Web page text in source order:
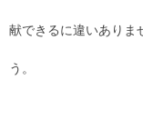
献できるに違いありま
う。